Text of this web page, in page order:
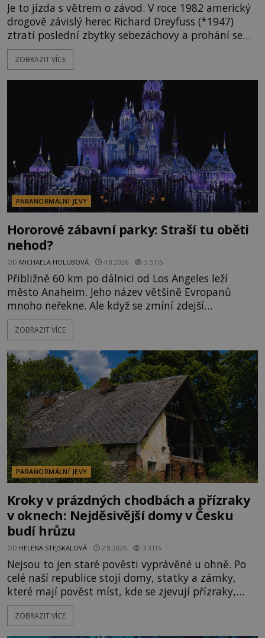
Je to jízda s větrem o závod. V roce 1982 americký
drogově závislý herec Richard Dreyfuss (*1947)
ztratí poslední zbytky sebezáchovy a prohání se
po silnicích ve svém mercedesu jako utržený ze
řetězu. Vše vyvrcholí katastrofou, když to Dreyfuss
následně nalezne schovaný kokain. Tímto
momentem se slavnému
ZOBRAZIT VÍCE
PARANORMÁLNÍ JEVY
Hororové zábavní parky: Straší tu oběti
nehod?
OD MICHAELA HOLUBOVÁ 4.8.2026 3.5TIS
Přibližně 60 km po dálnici od Los Angeles leží
město Anaheim. Jeho název většině Evropanů
mnoho neřekne. Ale když se zmíní zdejší
Disneyland, je hned jasno. Zábavní park vyroste na
poklidném místě bývalého sadu pomerančovníků.
kolem 17 000 000 zábavychtivých lidí ročně. A ač je
velká snaha to utajit, někteří z
ZOBRAZIT VÍCE
PARANORMÁLNÍ JEVY
Kroky v prázdných chodbách a přízraky
v oknech: Nejděsivější domy v Česku
budí hrůzu
OD HELENA STEJSKALOVÁ 2.8.2026 3.3TIS
Nejsou to jen staré pověsti vyprávěné u ohně. Po
celé naší republice stojí domy, statky a zámky,
které mají pověst míst, kde se zjevují přízraky,
ozývají nevysvětlitelné zvuky nebo se dějí podivné
jevy. Zatímco historici většinou hledají racionální
ZOBRAZIT VÍCE